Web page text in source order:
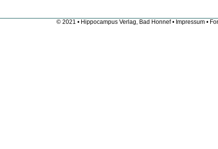
© 2021 • Hippocampus Verlag, Bad Honnef • Impressum •